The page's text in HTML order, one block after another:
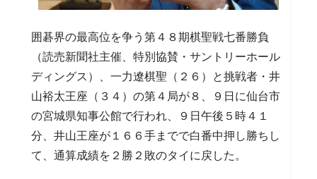
囲碁界の最高位を争う第４８期棋聖戦七番勝負
（読売新聞社主催、特別協賛・サントリーホール
ディングス）、一力遼棋聖（２６）と挑戦者・井
山裕太王座（３４）の第４局が８、９日に仙台市
の宮城県知事公館で行われ、９日午後５時４１
分、井山王座が１６６手までで白番中押し勝ちし
て、通算成績を２勝２敗のタイに戻した。